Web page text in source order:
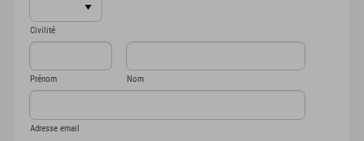
Civilité
Prénom Nom
Adresse email